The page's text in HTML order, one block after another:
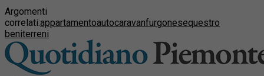
Argomenti
correlati:appartamentoautocaravanfurgonesequestro
beniterreni